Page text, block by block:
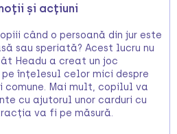
și acțiuni
când o persoană din jur este
sau speriată? Acest lucru nu
Headu a creat un joc
înțelesul celor mici despre
Mai mult, copilul va
cu ajutorul unor carduri cu
va fi pe măsură.